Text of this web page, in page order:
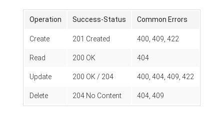
Operation Success-Status Common Errors
Create 201 Created 400, 409, 422
Read 200 OK 404
Update 200 OK / 204 400, 404, 409, 422
Delete 204 No Content 404, 409